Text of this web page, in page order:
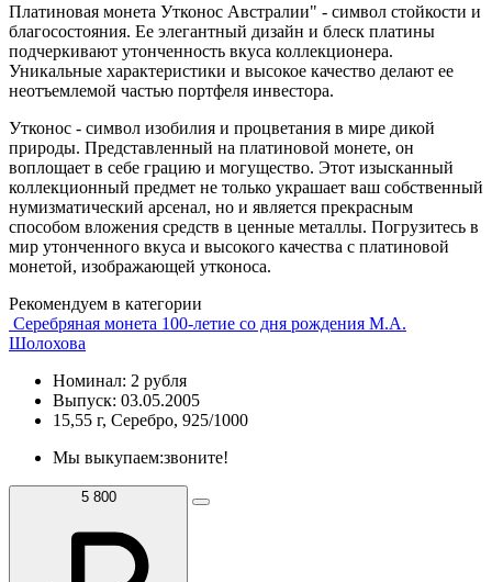
Платиновая монета Утконос Австралии" - символ стойкости и
благосостояния. Ее элегантный дизайн и блеск платины
подчеркивают утонченность вкуса коллекционера.
Уникальные характеристики и высокое качество делают ее
неотъемлемой частью портфеля инвестора.
Утконос - символ изобилия и процветания в мире дикой
природы. Представленный на платиновой монете, он
воплощает в себе грацию и могущество. Этот изысканный
коллекционный предмет не только украшает ваш собственный
нумизматический арсенал, но и является прекрасным
способом вложения средств в ценные металлы. Погрузитесь в
мир утонченного вкуса и высокого качества с платиновой
монетой, изображающей утконоса.
Рекомендуем в категории
Серебряная монета 100-летие со дня рождения М.А.
Шолохова
Номинал: 2 рубля
Выпуск: 03.05.2005
15,55 г, Серебро, 925/1000
Мы выкупаем:звоните!
5 800